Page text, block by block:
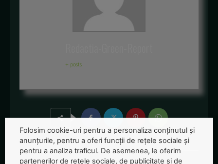
+ posts
Folosim cookie-uri pentru a personaliza conținutul și
anunțurile, pentru a oferi funcții de rețele sociale și
pentru a analiza traficul. De asemenea, le oferim
partenerilor de rețele sociale, de publicitate și de